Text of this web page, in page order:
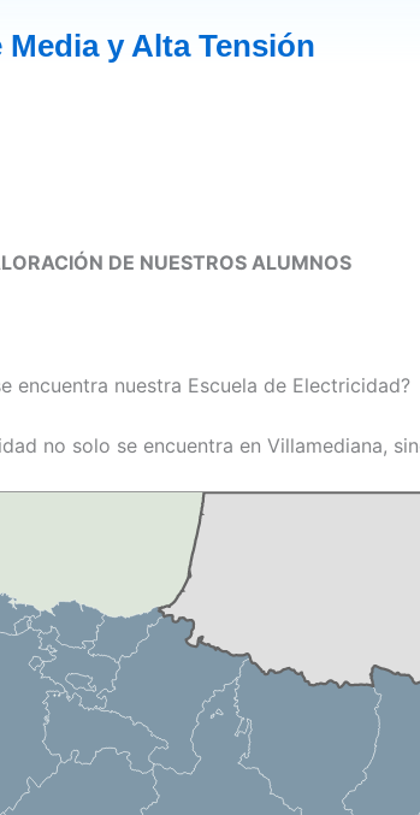
y Alta Tensión
DE NUESTROS ALUMNOS
encuentra nuestra Escuela de Electricidad?
no solo se encuentra en Villamediana,